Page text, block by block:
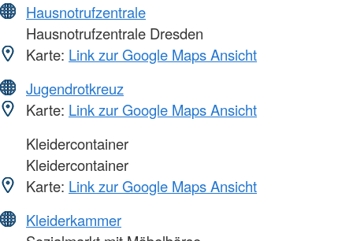
Hausnotrufzentrale
Hausnotrufzentrale Dresden
Karte: Link zur Google Maps Ansicht
Jugendrotkreuz
Karte: Link zur Google Maps Ansicht
Kleidercontainer
Kleidercontainer
Karte: Link zur Google Maps Ansicht
Kleiderkammer